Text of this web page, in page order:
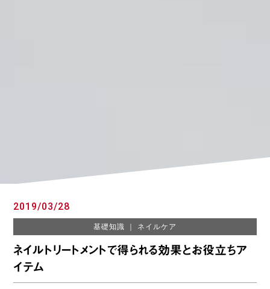
2019/03/28
基礎知識 ネイルケア
ネイルトリートメントで得られる効果とお役立ちア
イテム